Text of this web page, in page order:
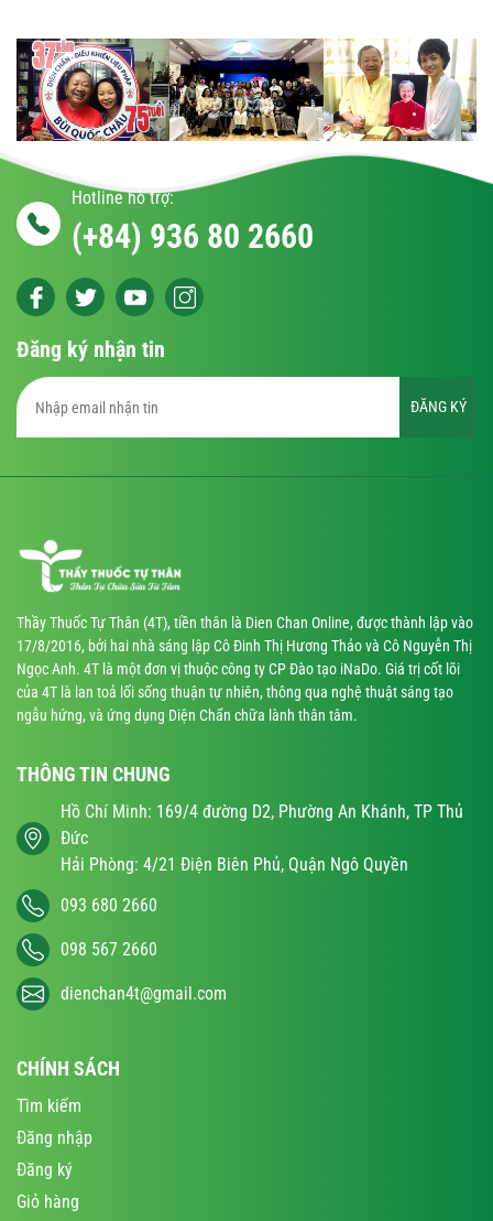
Hotline hỗ trợ:
(+84) 936 80 2660
Đăng ký nhận tin
ĐĂNG KÝ
Thầy Thuốc Tự Thân (4T), tiền thân là Dien Chan Online, được thành lập vào
17/8/2016, bởi hai nhà sáng lập Cô Đinh Thị Hương Thảo và Cô Nguyễn Thị
Ngọc Anh. 4T là một đơn vị thuộc công ty CP Đào tạo iNaDo. Giá trị cốt lõi
của 4T là lan toả lối sống thuận tự nhiên, thông qua nghệ thuật sáng tạo
ngẫu hứng, và ứng dụng Diện Chẩn chữa lành thân tâm.
THÔNG TIN CHUNG
Hồ Chí Minh: 169/4 đường D2, Phường An Khánh, TP Thủ
Đức
Hải Phòng: 4/21 Điện Biên Phủ, Quận Ngô Quyền
093 680 2660
098 567 2660
dienchan4t@gmail.com
CHÍNH SÁCH
Tìm kiếm
Đăng nhập
Đăng ký
Giỏ hàng